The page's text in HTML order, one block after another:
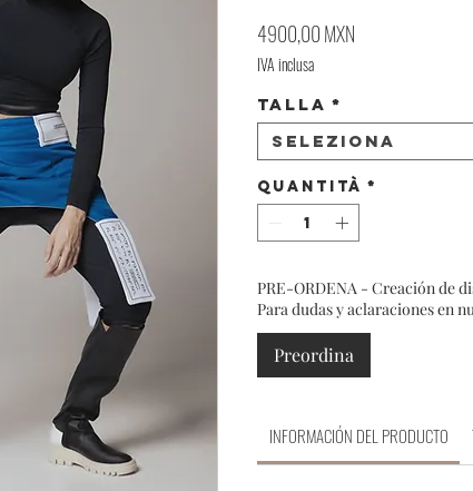
4900,00 MXN
IVA inclusa
Talla *
Seleziona
Quantità *
PRE-ORDENA - Creación de
Para dudas y aclaraciones en
Preordina
INFORMACIÓN DEL PRODUCTO